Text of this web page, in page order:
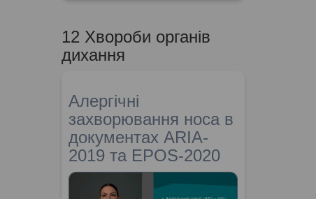
12 Хвороби органів
дихання
Алергічні
захворювання носа в
документах ARIA-
2019 та EPOS-2020